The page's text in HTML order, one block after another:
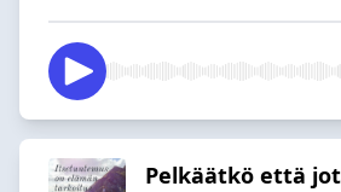
Pelkäätkö että